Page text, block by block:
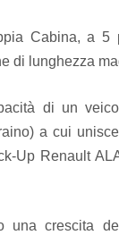
Cabina, a
di lunghezza
di un
a cui
Up Renault
una crescita